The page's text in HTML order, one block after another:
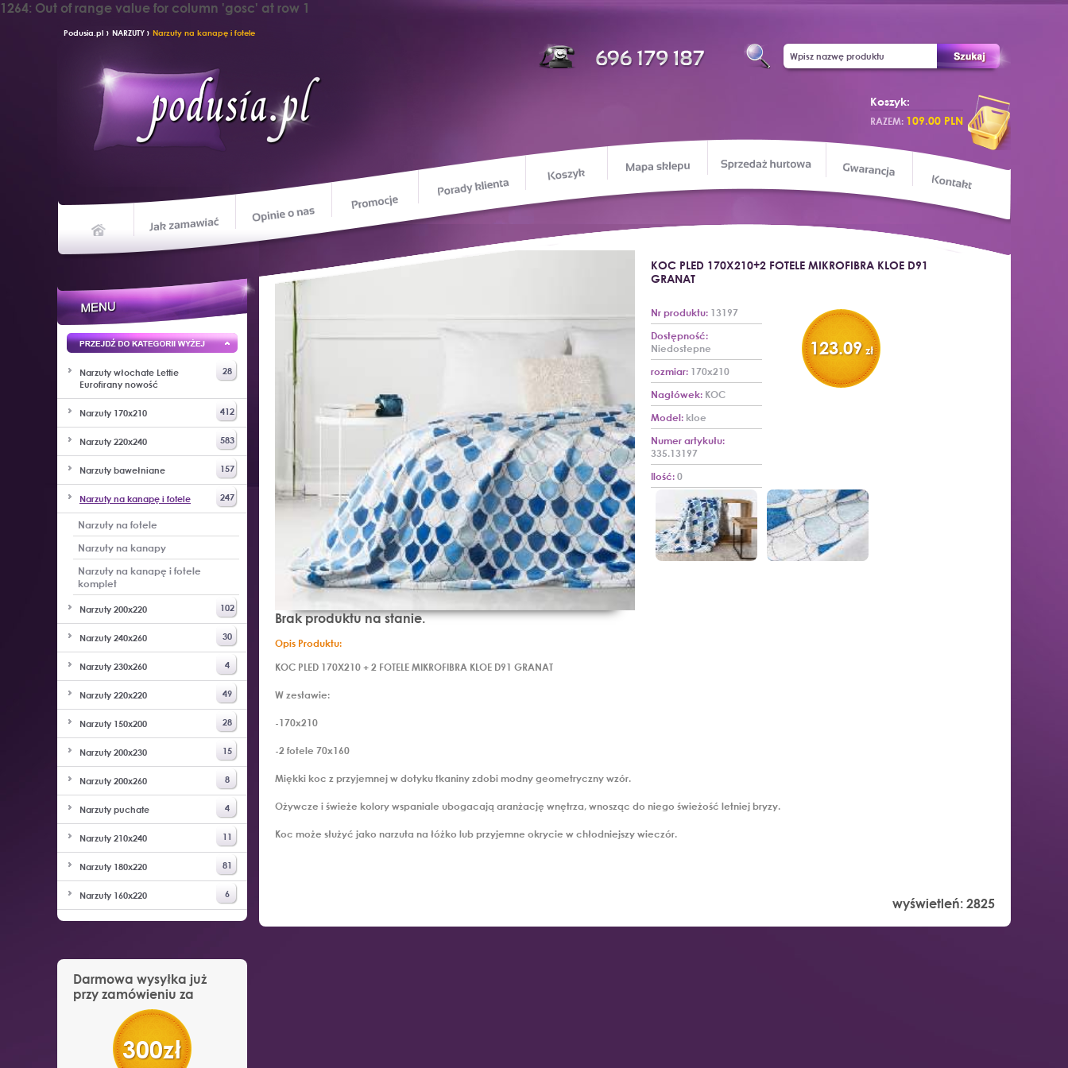
1264: Out of range value for column 'gosc' at row 1
Podusia.pl › NARZUTY › Narzuty na kanapę i fotele
Koszyk:
RAZEM: 109.00 PLN
Jak zamawiać
Opinie o nas
Promocje
Porady klienta
Koszyk
Sprzedaż hurtowa
Gwarancja
Kontakt
Narzuty włochate Lettie
Eurofirany nowość
28
Narzuty 170x210 412
Narzuty 220x240 583
Narzuty bawełniane 157
Narzuty na kanapę i fotele 247
Narzuty na fotele
Narzuty na kanapy
Narzuty na kanapę i fotele
komplet
Narzuty 200x220 102
Narzuty 240x260 30
Narzuty 230x260 4
Narzuty 220x220 49
Narzuty 150x200 28
Narzuty 200x230 15
Narzuty 200x260 8
Narzuty puchate 4
Narzuty 210x240 11
Narzuty 180x220 81
Narzuty 160x220 6
Darmowa wysyłka już
przy zamówieniu za
300zł
Brak produktu na stanie.
KOC PLED 170X210+2 FOTELE MIKROFIBRA KLOE D91
GRANAT
Nr produktu: 13197
Dostępność:
Niedostepne
rozmiar: 170x210
Nagłówek: KOC
Model: kloe
Numer artykułu:
335.13197
Ilość:0
123.09zł
Opis Produktu:
KOC PLED 170X210 + 2 FOTELE MIKROFIBRA KLOE D91 GRANAT
W zestawie:
-170x210
-2 fotele 70x160
Miękki koc z przyjemnej w dotyku tkaniny zdobi modny geometryczny wzór.
Ożywcze i świeże kolory wspaniale ubogacają aranżację wnętrza, wnosząc do niego świeżość letniej bryzy.
Koc może służyć jako narzuta na łóżko lub przyjemne okrycie w chłodniejszy wieczór.
wyświetleń: 2825